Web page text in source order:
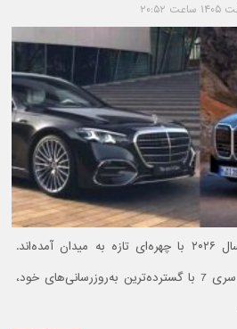
سدان‌های لوکس آلمانی در سال ۲۰۲۶ با چهره‌ای تازه به میدان آمده‌اند.
مرسدس S کلاس و بی‌ ام‌ و سری 7 با گسترده‌ترین به‌روزرسانی‌های خود،